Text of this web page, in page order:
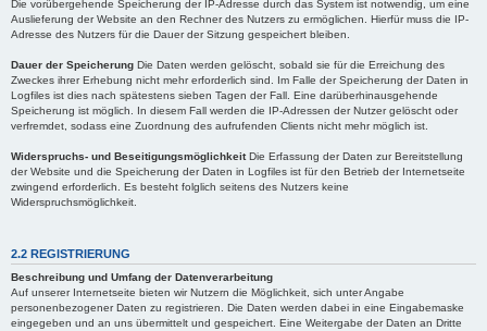
Die vorübergehende Speicherung der IP-Adresse durch das System ist notwendig, um eine
Auslieferung der Website an den Rechner des Nutzers zu ermöglichen. Hierfür muss die IP-
Adresse des Nutzers für die Dauer der Sitzung gespeichert bleiben.
Dauer der Speicherung Die Daten werden gelöscht, sobald sie für die Erreichung des
Zweckes ihrer Erhebung nicht mehr erforderlich sind. Im Falle der Speicherung der Daten in
Logfiles ist dies nach spätestens sieben Tagen der Fall. Eine darüberhinausgehende
Speicherung ist möglich. In diesem Fall werden die IP-Adressen der Nutzer gelöscht oder
verfremdet, sodass eine Zuordnung des aufrufenden Clients nicht mehr möglich ist.
Widerspruchs- und BeseitigungsmöglichkeitDie Erfassung der Daten zur Bereitstellung
der Website und die Speicherung der Daten in Logfiles ist für den Betrieb der Internetseite
zwingend erforderlich. Es besteht folglich seitens des Nutzers keine
Widerspruchsmöglichkeit.
2.2 REGISTRIERUNG
Beschreibung und Umfang der Datenverarbeitung
Auf unserer Internetseite bieten wir Nutzern die Möglichkeit, sich unter Angabe
personenbezogener Daten zu registrieren. Die Daten werden dabei in eine Eingabemaske
eingegeben und an uns übermittelt und gespeichert. Eine Weitergabe der Daten an Dritte